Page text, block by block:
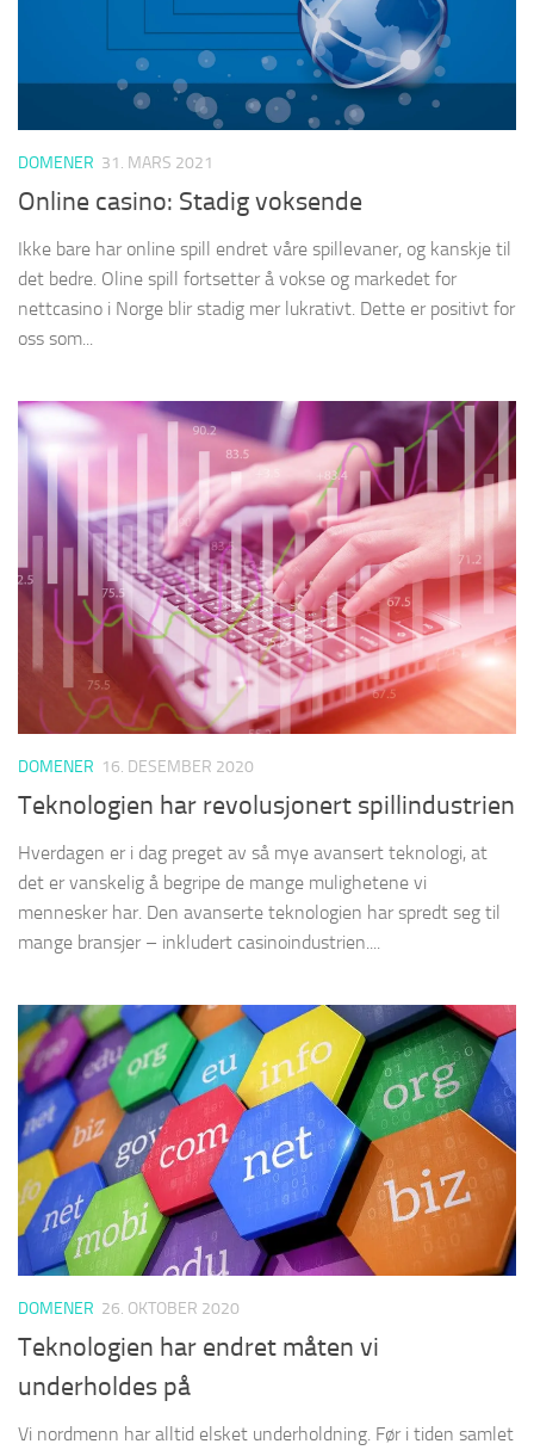
DOMENER 31. MARS 2021
Online casino: Stadig voksende
Ikke bare har online spill endret våre spillevaner, og kanskje til
det bedre. Oline spill fortsetter å vokse og markedet for
nettcasino i Norge blir stadig mer lukrativt. Dette er positivt for
oss som...
DOMENER 16. DESEMBER 2020
Teknologien har revolusjonert spillindustrien
Hverdagen er i dag preget av så mye avansert teknologi, at
det er vanskelig å begripe de mange mulighetene vi
mennesker har. Den avanserte teknologien har spredt seg til
mange bransjer – inkludert casinoindustrien....
DOMENER 26. OKTOBER 2020
Teknologien har endret måten vi
underholdes på
Vi nordmenn har alltid elsket underholdning. Før i tiden samlet